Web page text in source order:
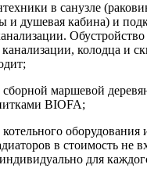
в санузле
и душевая кабина) и
Обустройство
колодца и
маршевой
BIOFA;
оборудования
в стоимость не
для